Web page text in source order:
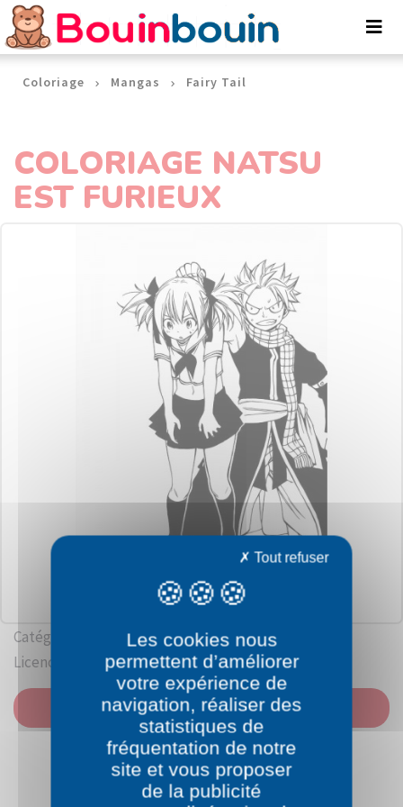
Coloriage Mangas Fairy Tail
COLORIAGE NATSU
EST FURIEUX
Catégorie: Fairy Tail
Licence: Hiro Mashima
IMPRIMER
Panneau de gestion des cookies
Les cookies nous
permettent d’améliorer
votre expérience de
navigation, réaliser des
statistiques de
fréquentation de notre
site et vous proposer
de la publicité
Tout refuser